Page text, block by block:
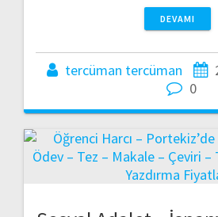
DEVAMI
tercüman tercüman
0